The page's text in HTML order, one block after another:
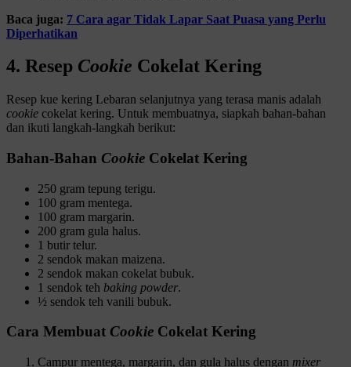
Baca juga: 7 Cara agar Tidak Lapar Saat Puasa yang Perlu
Diperhatikan
4. Resep Cookie Cokelat Kering
Resep kue kering Lebaran selanjutnya yang terasa manis adalah
cookie cokelat kering. Untuk membuatnya, siapkah bahan-bahan
dan ikuti langkah-langkah berikut:
Bahan-Bahan Cookie Cokelat Kering
250 gram tepung terigu.
100 gram mentega.
100 gram margarin.
200 gram gula halus.
1 butir telur.
2 sendok makan maizena.
2 sendok makan cokelat bubuk.
1 sendok teh baking powder.
½ sendok teh vanili bubuk.
Cara Membuat Cookie Cokelat Kering
Campur mentega, margarin, dan gula halus dengan mixer